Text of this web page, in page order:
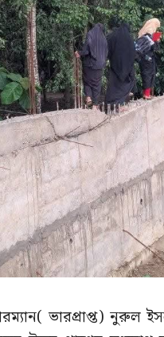
ভারপ্রাপ্ত) নুরুল